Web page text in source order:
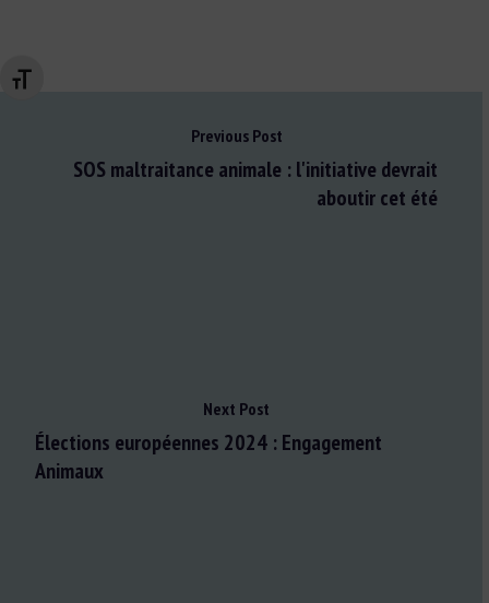
Changer la taille de la police
Previous Post
SOS maltraitance animale : l'initiative devrait
aboutir cet été
Next Post
Élections européennes 2024 : Engagement
Animaux